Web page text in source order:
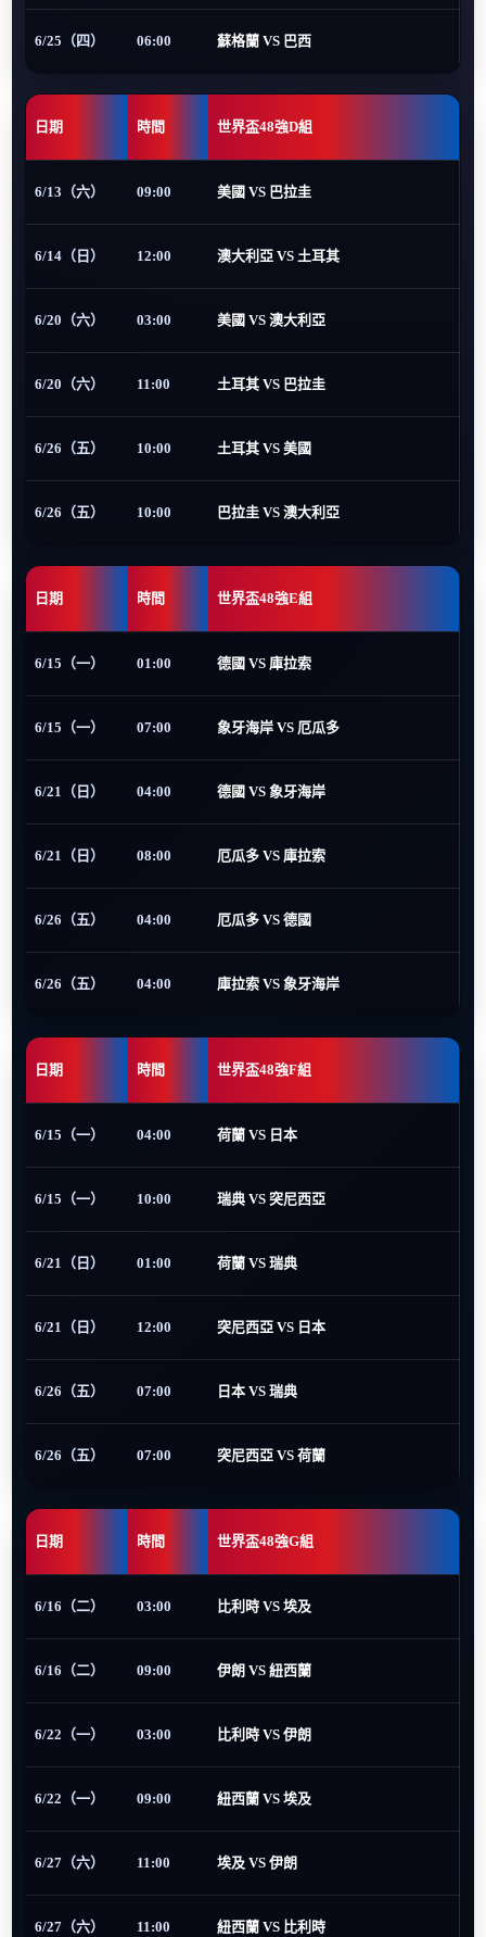
6/25（四） 06:00 蘇格蘭 VS 巴西
日期 時間 世界盃48強D組
6/13（六） 09:00 美國 VS 巴拉圭
6/14（日） 12:00 澳大利亞 VS 土耳其
6/20（六） 03:00 美國 VS 澳大利亞
6/20（六） 11:00 土耳其 VS 巴拉圭
6/26（五） 10:00 土耳其 VS 美國
6/26（五） 10:00 巴拉圭 VS 澳大利亞
日期 時間 世界盃48強E組
6/15（一） 01:00 德國 VS 庫拉索
6/15（一） 07:00 象牙海岸 VS 厄瓜多
6/21（日） 04:00 德國 VS 象牙海岸
6/21（日） 08:00 厄瓜多 VS 庫拉索
6/26（五） 04:00 厄瓜多 VS 德國
6/26（五） 04:00 庫拉索 VS 象牙海岸
日期 時間 世界盃48強F組
6/15（一） 04:00 荷蘭 VS 日本
6/15（一） 10:00 瑞典 VS 突尼西亞
6/21（日） 01:00 荷蘭 VS 瑞典
6/21（日） 12:00 突尼西亞 VS 日本
6/26（五） 07:00 日本 VS 瑞典
6/26（五） 07:00 突尼西亞 VS 荷蘭
日期 時間 世界盃48強G組
6/16（二） 03:00 比利時 VS 埃及
6/16（二） 09:00 伊朗 VS 紐西蘭
6/22（一） 03:00 比利時 VS 伊朗
6/22（一） 09:00 紐西蘭 VS 埃及
6/27（六） 11:00 埃及 VS 伊朗
6/27（六） 11:00 紐西蘭 VS 比利時